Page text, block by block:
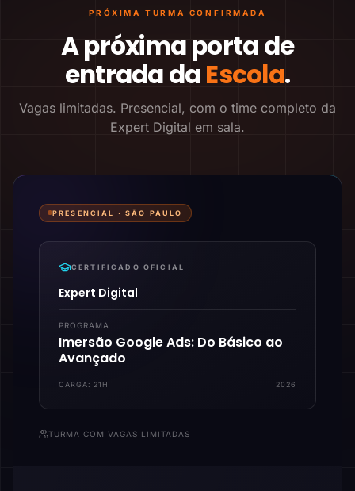
PRÓXIMA TURMA CONFIRMADA
A próxima porta de
entrada daEscola.
Vagas limitadas. Presencial, com o time completo da
Expert Digital em sala.
PRESENCIAL ·SÃO PAULO
CERTIFICADO OFICIAL
Expert Digital
PROGRAMA
Imersão Google Ads: Do Básico ao
Avançado
CARGA: 21H 2026
TURMA COM VAGAS LIMITADAS